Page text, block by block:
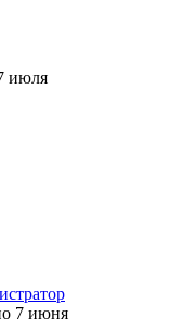
июля
7 июня